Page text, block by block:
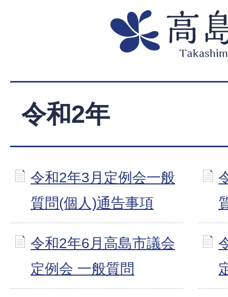
令和2年
令和2年3月定例会一般
質問(個人)通告事項
令和2年6月高島市議会
定例会 一般質問